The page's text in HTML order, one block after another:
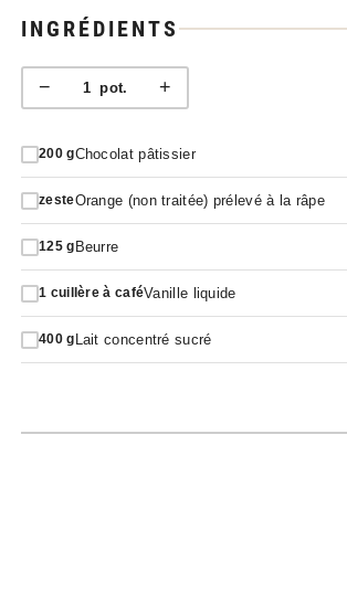
INGRÉDIENTS
− 1pot. +
200 gChocolat pâtissier
zesteOrange (non traitée) prélevé à la râpe
125 gBeurre
1 cuillère à caféVanille liquide
400 gLait concentré sucré